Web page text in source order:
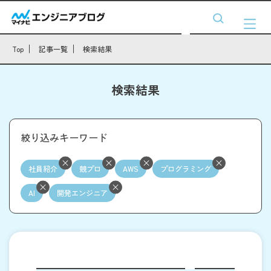
Top 記事一覧 検索結果
検索結果
絞り込みキーワード
社員紹介 競プロ AWS プログラミング
AI 開発エンジニア